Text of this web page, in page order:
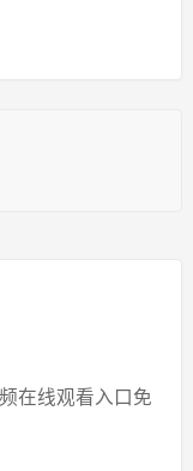
在线观看入口免